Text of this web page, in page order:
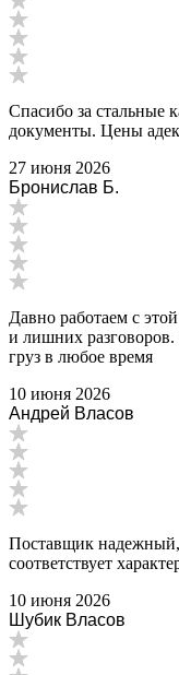
Спасибо за стальные
документы. Цены
27 июня 2026
Бронислав Б.
Давно работаем с
и лишних
груз в любое время
10 июня 2026
Андрей Власов
Поставщик
соответствует
10 июня 2026
Шубик Власов